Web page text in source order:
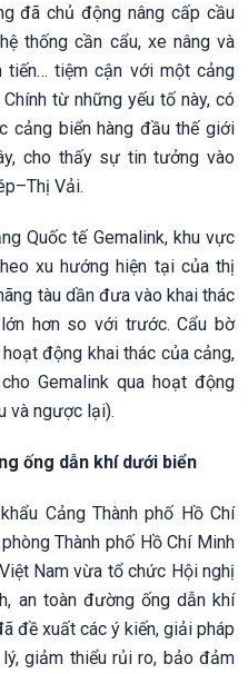
đã chủ động nâng cấp cầu
thống cần cẩu, xe nâng và
tiến… tiệm cận với một cảng
từ những yếu tố này, có
cảng biển hàng đầu thế giới
cho thấy sự tin tưởng vào
Vải.
Quốc tế Gemalink, khu vực
xu hướng hiện tại của thị
tàu dần đưa vào khai thác
hơn so với trước. Cẩu bờ
động khai thác của cảng,
Gemalink qua hoạt động
và ngược lại).
ống dẫn khí dưới biển
Cảng Thành phố Hồ Chí
Thành phố Hồ Chí Minh
Nam vừa tổ chức Hội nghị
an toàn đường ống dẫn khí
đề xuất các ý kiến, giải pháp
giảm thiểu rủi ro, bảo đảm